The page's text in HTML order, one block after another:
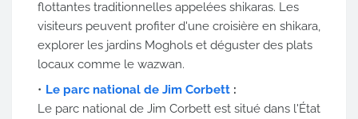
flottantes traditionnelles appelées shikaras. Les
visiteurs peuvent profiter d'une croisière en shikara,
explorer les jardins Moghols et déguster des plats
locaux comme le wazwan.
Le parc national de Jim Corbett :
Le parc national de Jim Corbett est situé dans l'État